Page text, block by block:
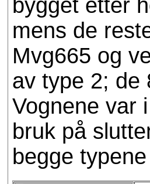
bygget etter
mens de
Mvg665 og
av type 2; de
Vognene var
bruk på
begge